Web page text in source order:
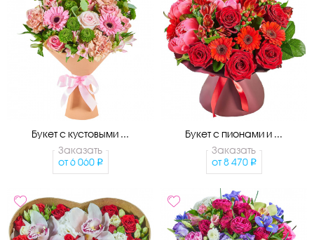
Букет с кустовыми ...
Заказать
от 6 060
Букет с пионами и ...
Заказать
от 8 470